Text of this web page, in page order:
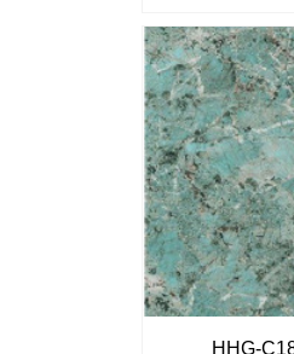
HHG-